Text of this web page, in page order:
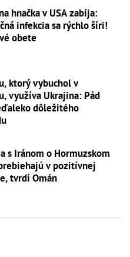
hnačka v USA zabíja:
infekcia sa rýchlo šíri!
obete
ktorý vybuchol v
využíva Ukrajina: Pád
dôležitého
s Iránom o Hormuzskom
v pozitívnej
tvrdí Omán